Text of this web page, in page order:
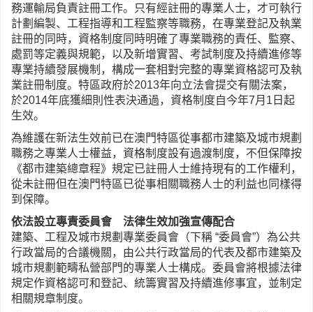
務運輸局負責註冊工作。只有經註冊的專業人士，才可執行
計劃編製、工程指導和工程監察等職務，在專業登記及執業
註冊的同時，資格制度同時明確了專業職務的責任、監察、
處罰等定義與規範，以及新增實習、考試制度及持續進修等
專業持續發展機制，構成一套相對完整的專業資格認可及執
業註冊制度。特區政府於2013年向立法會提交有關法案，
於2014年底獲細則性表決通過，資格制度自今年7月1日起
生效。
為維護在新法生效前已在澳門特區從事都市建築及城市規劃
職務之專業人士權益，資格制度設有過渡制度，不但保障按
《都市建築總章程》規定已註冊人士維持現有的工作權利，
從未註冊但在澳門特區已從事相關職務人士的利益也同樣得
到保障。
依法設立專責委員會 法律生效加強宣傳配合
建築、工程及城市規劃專業委員會（下稱 “委員會”）為公共
行政當局的合議機關，由公共行政當局的代表及都市建築及
城市規劃範疇私營部門的專業人士構成。委員會將根據法律
規定作資格認可和登記、統籌實習及持續進修事宜，並制定
相關規章制度。